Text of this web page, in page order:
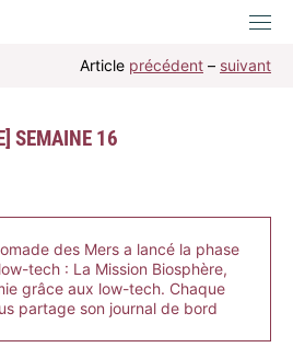
Article précédent – suivant
SEMAINE 16
des Mers a lancé la phase
tech : La Mission Biosphère,
grâce aux low-tech. Chaque
partage son journal de bord